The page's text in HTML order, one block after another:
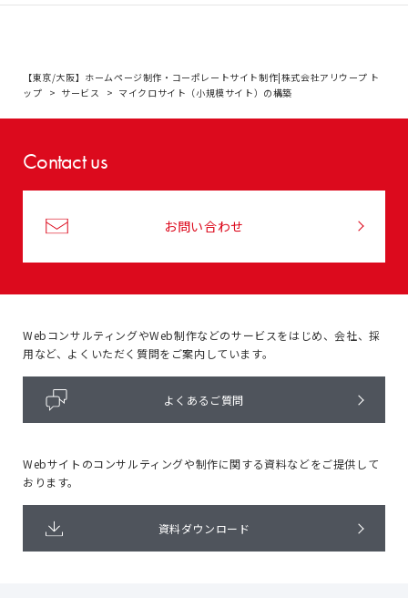
【東京/大阪】ホームページ制作・コーポレートサイト制作|株式会社アリウープ ト
ップ
サービス マイクロサイト（小規模サイト）の構築
Contact us
お問い合わせ
WebコンサルティングやWeb制作などのサービスをはじめ、会社、採
用など、よくいただく質問をご案内しています。
よくあるご質問
Webサイトのコンサルティングや制作に関する資料などをご提供して
おります。
資料ダウンロード